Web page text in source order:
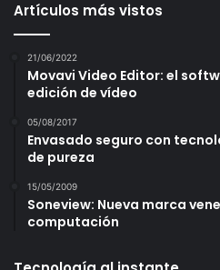
Artículos más vistos
21/06/2022
Movavi Video Editor: el
edición de vídeo
05/08/2017
Envasado seguro con
de pureza
15/05/2009
Soneview: Nueva marca
computación